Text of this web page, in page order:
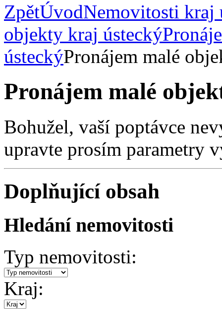
ZpětÚvodNemovitosti kraj
objekty kraj ústecký
ústeckýPronájem malé
Pronájem malé
Bohužel, vaší poptávce
upravte prosím parametry
Doplňující obsah
Hledání nemovitosti
Typ nemovitosti:
Kraj: